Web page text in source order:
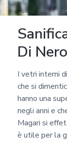
Di
I vetri interni
che si
hanno una
negli anni e
Magari si
è utile per la